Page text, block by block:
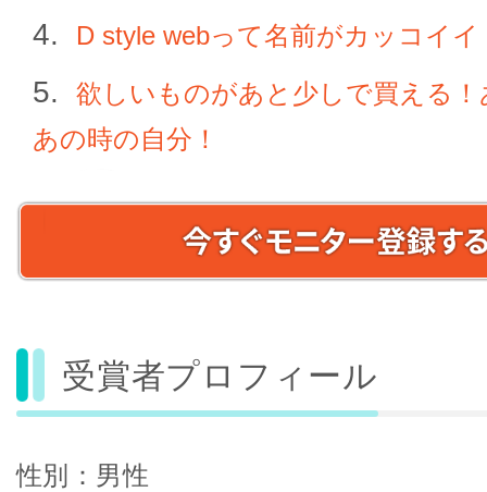
D style webって名前がカッコイイ
欲しいものがあと少しで買える
あの時の自分！
受賞者プロフィール
性別：男性